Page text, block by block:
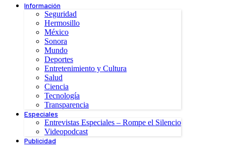
Información
Seguridad
Hermosillo
México
Sonora
Mundo
Deportes
Entretenimiento y Cultura
Salud
Ciencia
Tecnología
Transparencia
Especiales
Entrevistas Especiales – Rompe el Silencio
Videopodcast
Publicidad